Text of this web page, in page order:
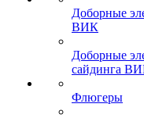
Доборные
ВИК
Доборные
сайдинга
Флюгеры